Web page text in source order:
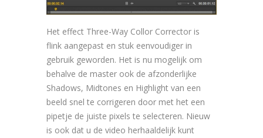
Het effect Three-Way Collor Corrector is
flink aangepast en stuk eenvoudiger in
gebruik geworden. Het is nu mogelijk om
behalve de master ook de afzonderlijke
Shadows, Midtones en Highlight van een
beeld snel te corrigeren door met het een
pipetje de juiste pixels te selecteren. Nieuw
is ook dat u de video herhaaldelijk kunt